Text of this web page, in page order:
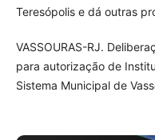
Teresópolis e dá outras
VASSOURAS-RJ.
para autorização de
Sistema Municipal de